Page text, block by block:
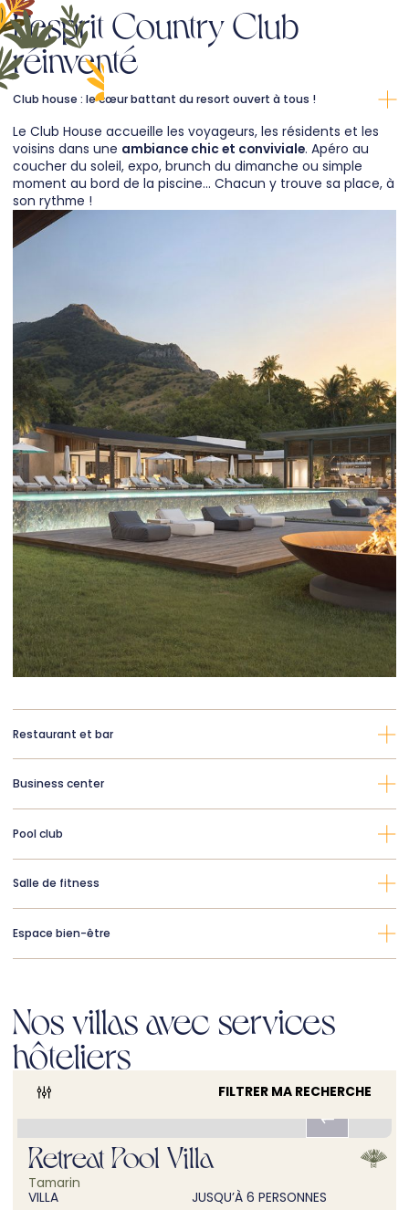
L’esprit Country Club
réinventé
Club house : le cœur battant du resort ouvert à tous !
Le Club House accueille les voyageurs, les résidents et les
voisins dans une ambiance chic et conviviale. Apéro au
coucher du soleil, expo, brunch du dimanche ou simple
moment au bord de la piscine… Chacun y trouve sa place, à
son rythme !
Restaurant et bar
Business center
Pool club
Salle de fitness
Espace bien-être
Nos villas avec services
hôteliers
FILTRER MA RECHERCHE
Offre réservation anticipée
Retreat Pool Villa
Tamarin
VILLA
JUSQU’À 6 PERSONNES